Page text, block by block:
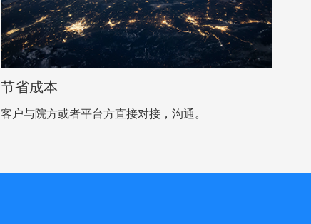
节省成本
客户与院方或者平台方直接对接，沟通。